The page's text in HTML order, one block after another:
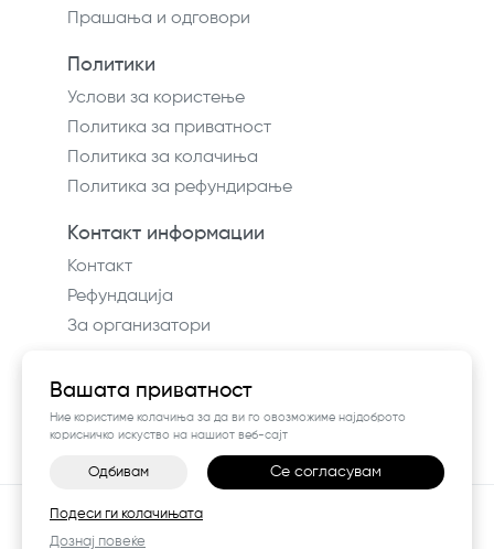
Вашата приватност
Ние користиме колачиња за да ви го овозможиме најдоброто
корисничко искуство на нашиот веб-сајт
Одбивам Се согласувам
Подеси ги колачињата
Дознај повеќе
Прашања и одговори
Политики
Услови за користење
Политика за приватност
Политика за колачиња
Политика за рефундирање
Контакт информации
Контакт
Рефундација
За организатори
©2026
Поставки за колачиња